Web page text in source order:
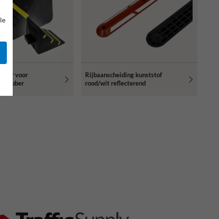
voor
- rubber
Rijbaanscheiding kunststof
rood/wit reflecterend